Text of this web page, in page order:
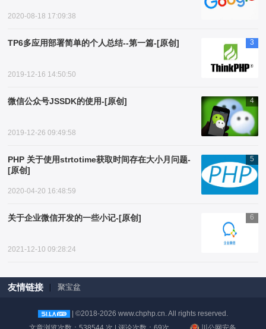
2020-08-18 17:09:38
3
TP6多应用部署简单的个人总结--第一篇-[原创]
2019-12-16 14:50:50
4
微信公众号JSSDK的使用-[原创]
2019-12-26 09:49:58
5
PHP 关于使用strtotime获取时间存在大小月问题-
[原创]
2020-04-20 16:48:59
6
关于企业微信开发的一些小记-[原创]
2021-12-10 09:28:24
友情链接 聚宝盆
| ©2018-2026 www.chphp.cn. All rights reserved.